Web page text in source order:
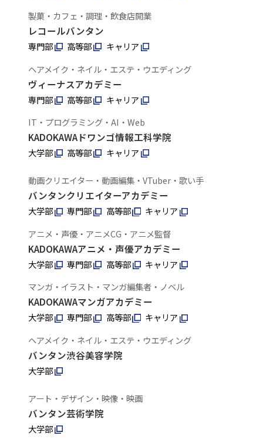
製菓・カフェ・調理・飲食店開業
レコールバンタン
専門部 高等部
キャリア
ヘアメイク・ネイル・エステ・ウエディング
ヴィーナスアカデミー
専門部 高等部
キャリア
IT・プログラミング・AI・Web
KADOKAWAドワンゴ情報工科学院
大学部 高等部 キャリア
動画クリエイター・動画編集・VTuber・歌い手
バンタンクリエイターアカデミー
大学部 専門部 高等部
キャリア
アニメ・声優・アニメCG・アニメ監督
KADOKAWAアニメ・声優アカデミー
大学部 専門部 高等部
キャリア
マンガ・イラスト・マンガ編集者・ノベル
KADOKAWAマンガアカデミー
大学部 専門部 高等部
キャリア
ヘアメイク・ネイル・エステ・ウエディング
バンタン渋谷美容学院
大学部
アート・デザイン・映像・映画
バンタン芸術学院
大学部